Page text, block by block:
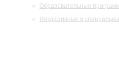
Образовательные
Инклюзивные и